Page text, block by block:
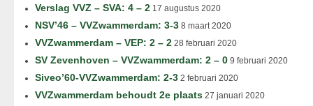
Verslag VVZ – SVA: 4 – 2 17 augustus 2020
NSV’46 – VVZwammerdam: 3-3 8 maart 2020
VVZwammerdam – VEP: 2 – 2 28 februari 2020
SV Zevenhoven – VVZwammerdam: 2 – 0 9 februari 2020
Siveo’60-VVZwammerdam: 2-3 2 februari 2020
VVZwammerdam behoudt 2e plaats 27 januari 2020